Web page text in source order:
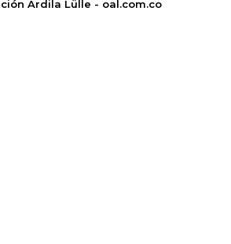
Ardila Lülle - oal.com.co